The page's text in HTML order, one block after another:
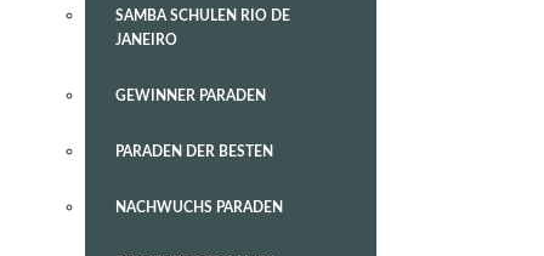
SAMBA SCHULEN RIO DE
JANEIRO
GEWINNER PARADEN
PARADEN DER BESTEN
NACHWUCHS PARADEN